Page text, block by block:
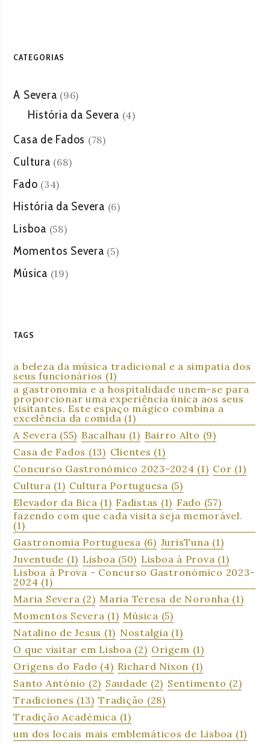
CATEGORIAS
A Severa (96)
História da Severa (4)
Casa de Fados (78)
Cultura (68)
Fado (34)
História da Severa (6)
Lisboa (58)
Momentos Severa (5)
Música (19)
TAGS
a beleza da música tradicional e a simpatia dos
seus funcionários (1)
a gastronomia e a hospitalidade unem-se para
proporcionar uma experiência única aos seus
visitantes. Este espaço mágico combina a
excelência da comida (1)
A Severa (55) Bacalhau (1) Bairro Alto (9)
Casa de Fados (13) Clientes (1)
Concurso Gastronómico 2023-2024 (1) Cor (1)
Cultura (1) Cultura Portuguesa (5)
Elevador da Bica (1) Fadistas (1) Fado (57)
fazendo com que cada visita seja memorável.
(1)
Gastronomia Portuguesa (6) JurisTuna (1)
Juventude (1) Lisboa (50) Lisboa à Prova (1)
Lisboa à Prova - Concurso Gastronómico 2023-
2024 (1)
Maria Severa (2) Maria Teresa de Noronha (1)
Momentos Severa (1) Música (5)
Natalino de Jesus (1) Nostalgia (1)
O que visitar em Lisboa (2) Origem (1)
Origens do Fado (4) Richard Nixon (1)
Santo António (2) Saudade (2) Sentimento (2)
Tradiciones (13) Tradição (28)
Tradição Académica (1)
um dos locais mais emblemáticos de Lisboa (1)